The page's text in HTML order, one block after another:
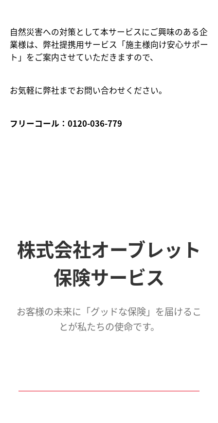
自然災害への対策として本サービスにご興味のある企
業様は、弊社提携用サービス「施主様向け安心サポー
ト」をご案内させていただきますので、
お気軽に弊社までお問い合わせください。
フリーコール：0120-036-779
株式会社オーブレット
保険サービス
お客様の未来に「グッドな保険」を届けるこ
とが私たちの使命です。